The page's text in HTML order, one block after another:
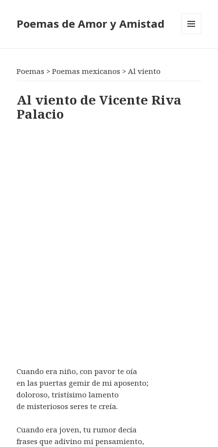
Poemas de Amor y Amistad
Poemas >Poemas mexicanos >Al viento
Al viento de Vicente Riva
Palacio
Cuando era niño, con pavor te oía
en las puertas gemir de mi aposento;
doloroso, tristísimo lamento
de misteriosos seres te creía.
Cuando era joven, tu rumor decía
frases que adivino mi pensamiento,